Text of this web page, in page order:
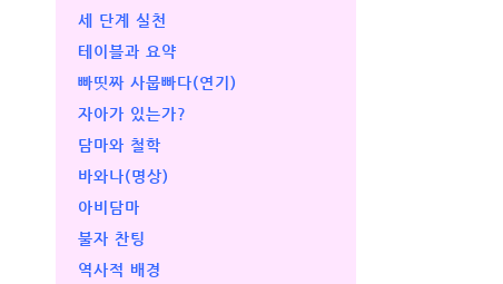
세 단계 실천
테이블과 요약
빠띳짜 사뭅빠다(연기)
자아가 있는가?
담마와 철학
바와나(명상)
아비담마
불자 찬팅
역사적 배경